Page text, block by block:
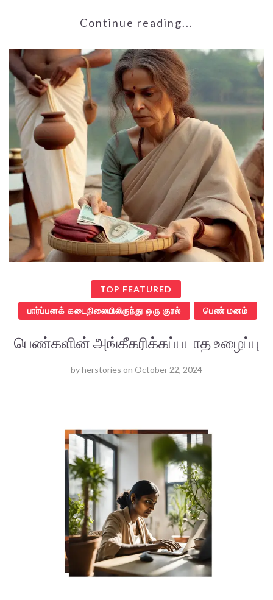
Continue reading...
TOP FEATURED
பார்ப்பனக் கடைநிலையிலிருந்து ஒரு குரல் பெண் மனம்
பெண்களின் அங்கீகரிக்கப்படாத உழைப்பு
byherstories on October 22, 2024